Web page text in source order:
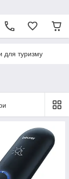
для туризму